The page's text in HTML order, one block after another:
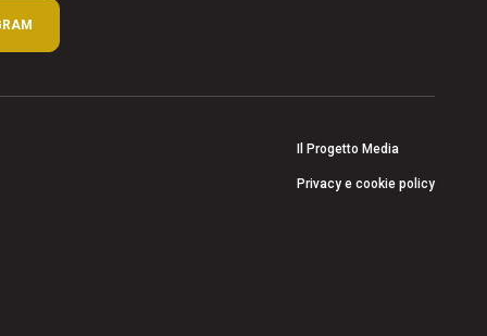
Il Progetto Media
Privacy e cookie policy